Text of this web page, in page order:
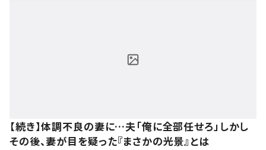
【続き】体調不良の妻に…夫「俺に全部任せろ」しかし
その後、妻が目を疑った『まさかの光景』とは